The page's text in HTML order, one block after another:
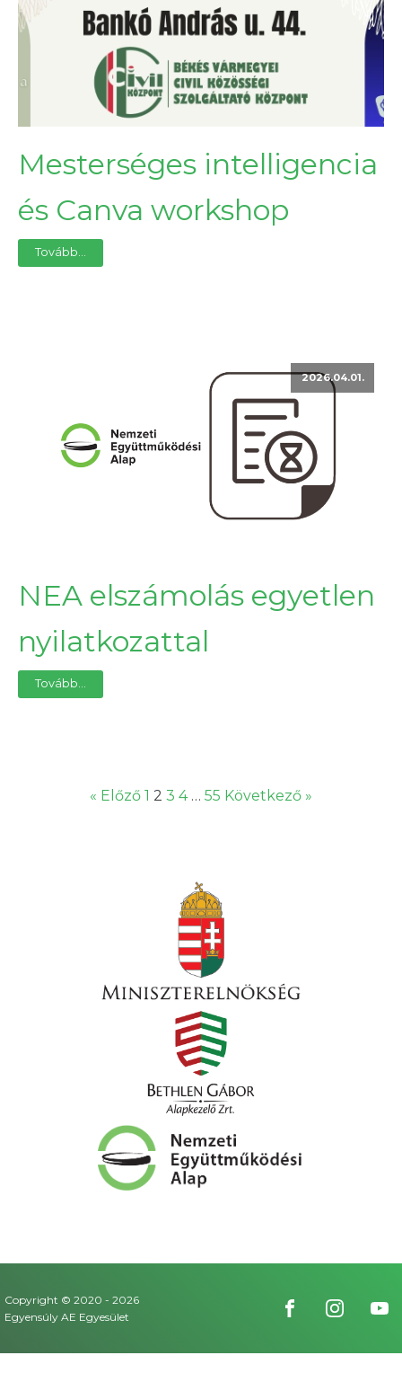
Mesterséges intelligencia
és Canva workshop
Tovább...
2026.04.01.
NEA elszámolás egyetlen
nyilatkozattal
Tovább...
« Előző 1 2 3 4 … 55 Következő »
Copyright © 2020 - 2026
Egyensúly AE Egyesület